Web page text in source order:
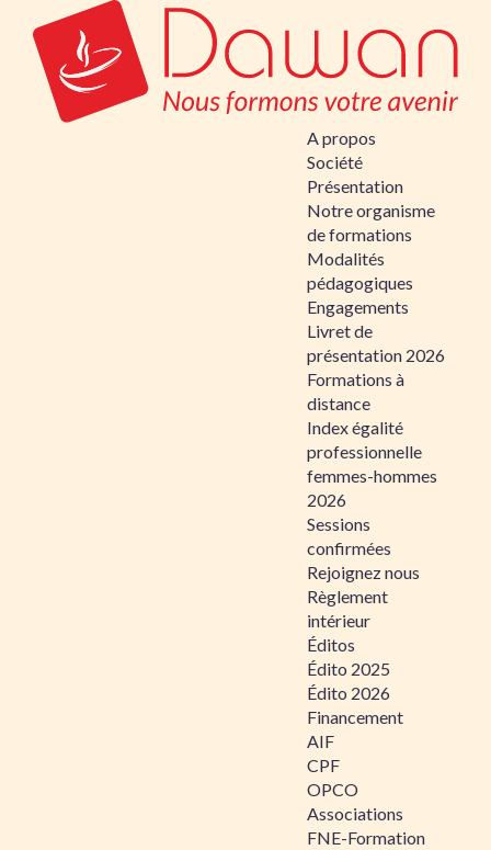
A propos
Société
Présentation
Notre organisme
de formations
Modalités
pédagogiques
Engagements
Livret de
présentation 2026
Formations à
distance
Index égalité
professionnelle
femmes-hommes
2026
Sessions
confirmées
Rejoignez nous
Règlement
intérieur
Éditos
Édito 2025
Édito 2026
Financement
AIF
CPF
OPCO
Associations
FNE-Formation